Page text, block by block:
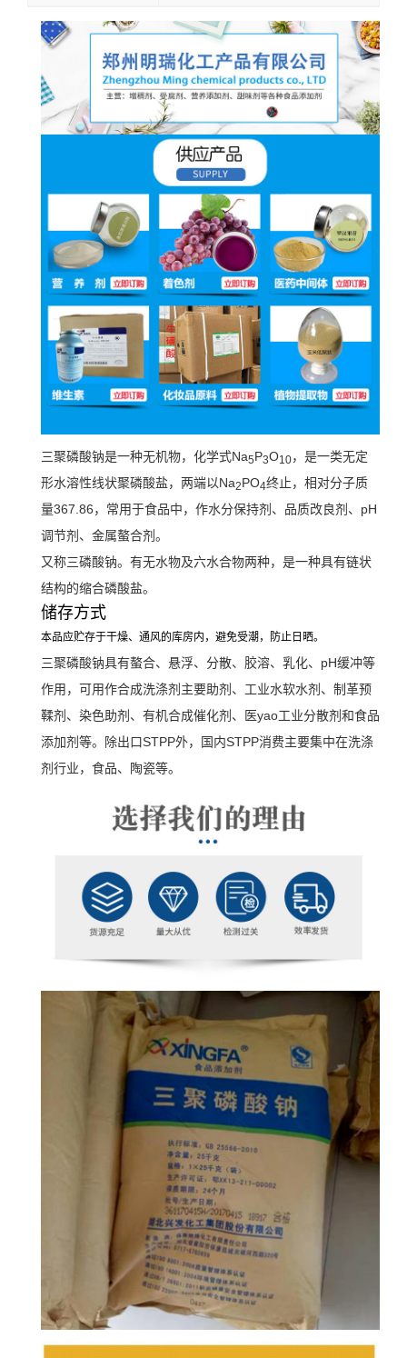
三聚磷酸钠是一种无机物，化学式Na5P3O10，是一类无定
形水溶性线状聚磷酸盐，两端以Na2PO4终止，相对分子质
量367.86，常用于食品中，作水分保持剂、品质改良剂、pH
调节剂、金属螯合剂。
又称三磷酸钠。有无水物及六水合物两种， 是一种具有链状
结构的缩合磷酸盐。
储存方式
本品应贮存于干燥、通风的库房内，避免受潮，防止日晒。
三聚磷酸钠具有螯合、悬浮、分散、胶溶、乳化、pH缓冲等
作用，可用作合成洗涤剂主要助剂、工业水软水剂、制革预
鞣剂、染色助剂、有机合成催化剂、医yao工业分散剂和食品
添加剂等。除出口STPP外，国内STPP消费主要集中在洗涤
剂行业，食品、陶瓷等。